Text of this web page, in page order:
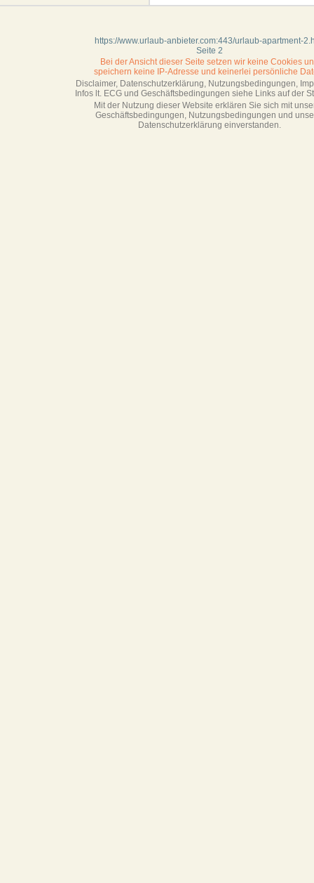
https://www.urlaub-anbieter.com:443/urlaub-apartment-
Seite 2
Bei der Ansicht dieser Seite setzen wir keine Cookies
speichern keine IP-Adresse und keinerlei persönliche
Disclaimer, Datenschutzerklärung, Nutzungsbedingungen,
Infos lt. ECG und Geschäftsbedingungen siehe Links auf der
Mit der Nutzung dieser Website erklären Sie sich mit
Geschäftsbedin­gungen, Nutzungsbedingungen und
Datenschutzerklärung einverstanden.